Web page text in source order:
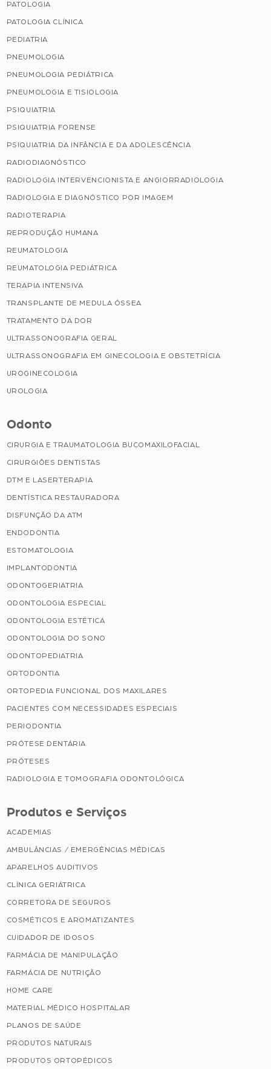
PATOLOGIA
PATOLOGIA CLÍNICA
PEDIATRIA
PNEUMOLOGIA
PNEUMOLOGIA PEDIÁTRICA
PNEUMOLOGIA E TISIOLOGIA
PSIQUIATRIA
PSIQUIATRIA FORENSE
PSIQUIATRIA DA INFÂNCIA E DA ADOLESCÊNCIA
RADIODIAGNÓSTICO
RADIOLOGIA INTERVENCIONISTA E ANGIORRADIOLOGIA
RADIOLOGIA E DIAGNÓSTICO POR IMAGEM
RADIOTERAPIA
REPRODUÇÃO HUMANA
REUMATOLOGIA
REUMATOLOGIA PEDIÁTRICA
TERAPIA INTENSIVA
TRANSPLANTE DE MEDULA ÓSSEA
TRATAMENTO DA DOR
ULTRASSONOGRAFIA GERAL
ULTRASSONOGRAFIA EM GINECOLOGIA E OBSTETRÍCIA
UROGINECOLOGIA
UROLOGIA
Odonto
CIRURGIA E TRAUMATOLOGIA BUCOMAXILOFACIAL
CIRURGIÕES DENTISTAS
DTM E LASERTERAPIA
DENTÍSTICA RESTAURADORA
DISFUNÇÃO DA ATM
ENDODONTIA
ESTOMATOLOGIA
IMPLANTODONTIA
ODONTOGERIATRIA
ODONTOLOGIA ESPECIAL
ODONTOLOGIA ESTÉTICA
ODONTOLOGIA DO SONO
ODONTOPEDIATRIA
ORTODONTIA
ORTOPEDIA FUNCIONAL DOS MAXILARES
PACIENTES COM NECESSIDADES ESPECIAIS
PERIODONTIA
PRÓTESE DENTÁRIA
PRÓTESES
RADIOLOGIA E TOMOGRAFIA ODONTOLÓGICA
Produtos e Serviços
ACADEMIAS
AMBULÂNCIAS / EMERGÊNCIAS MÉDICAS
APARELHOS AUDITIVOS
CLÍNICA GERIÁTRICA
CORRETORA DE SEGUROS
COSMÉTICOS E AROMATIZANTES
CUIDADOR DE IDOSOS
FARMÁCIA DE MANIPULAÇÃO
FARMÁCIA DE NUTRIÇÃO
HOME CARE
MATERIAL MÉDICO HOSPITALAR
PLANOS DE SAÚDE
PRODUTOS NATURAIS
PRODUTOS ORTOPÉDICOS